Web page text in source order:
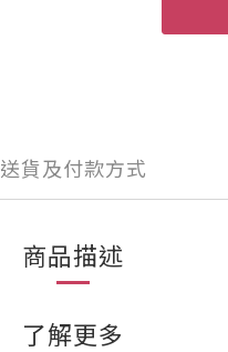
送貨及付款方式
商品描述
了解更多